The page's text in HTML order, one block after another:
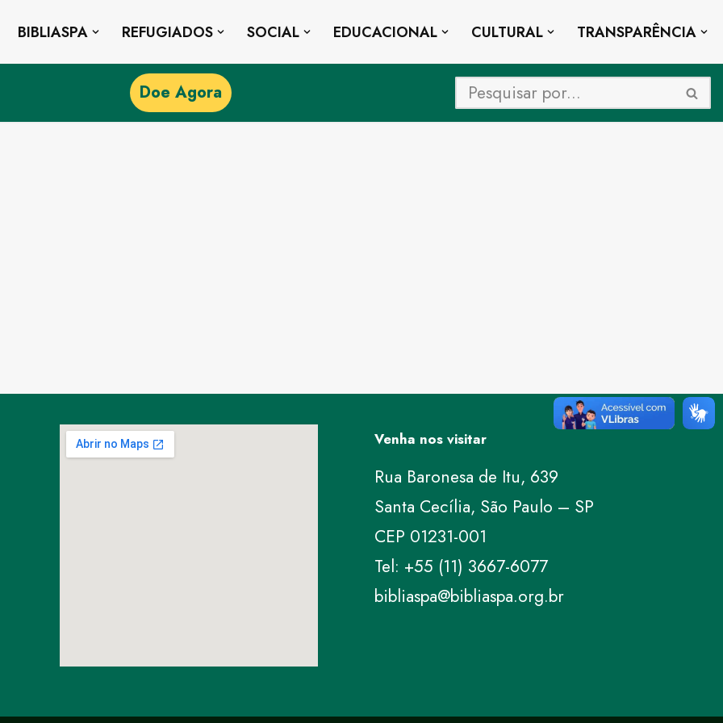
BIBLIASPA REFUGIADOS SOCIAL EDUCACIONAL CULTURAL TRANSPARÊNCIA
Doe Agora
Venha nos visitar
Rua Baronesa de Itu, 639
Santa Cecília, São Paulo – SP
CEP 01231-001
Tel: +55 (11) 3667-6077
bibliaspa@bibliaspa.org.br